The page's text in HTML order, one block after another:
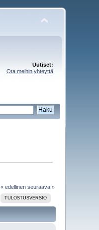
Uutiset:
Ota meihin yhteyttä
« edellinen seuraava »
TULOSTUSVERSIO